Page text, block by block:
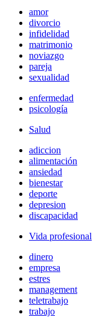
amor
divorcio
infidelidad
matrimonio
noviazgo
pareja
sexualidad
enfermedad
psicología
Salud
adiccion
alimentación
ansiedad
bienestar
deporte
depresion
discapacidad
Vida profesional
dinero
empresa
estres
management
teletrabajo
trabajo